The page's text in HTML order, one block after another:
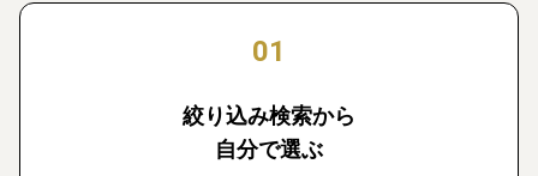
01
絞り込み検索から
自分で選ぶ